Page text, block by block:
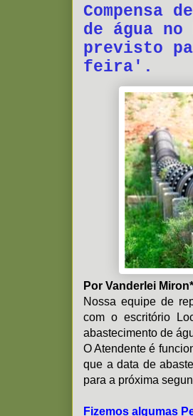
Compensa
de água
previsto
feira'.
Por Vanderlei Miron*
Nossa equipe de
com o escritório
abastecimento de
O Atendente é
que a data de
para a próxima
Fizemos algumas